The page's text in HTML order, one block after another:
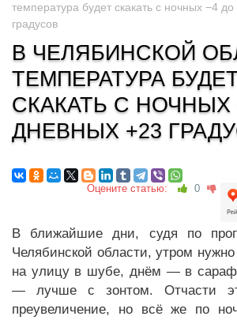
температура будет скакать с ночных −4
градусов
В ЧЕЛЯБИНСКОЙ
ТЕМПЕРАТУРА
СКАКАТЬ С НОЧНЫХ
ДНЕВНЫХ +23
Оцените статью: 0
В ближайшие дни, судя по
Челябинской области, утром
на улицу в шубе, днём — в
— лучше с зонтом. Отчасти
преувеличение, но всё же по